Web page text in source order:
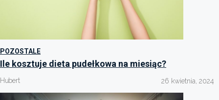
POZOSTALE
Ile kosztuje dieta pudełkowa na miesiąc?
Hubert 26 kwietnia, 2024